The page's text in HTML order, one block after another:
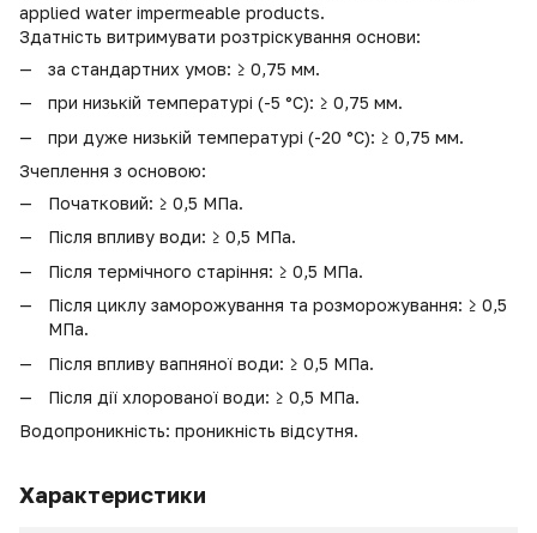
applied water impermeable products.
Здатність витримувати розтріскування основи:
за стандартних умов: ≥ 0,75 мм.
при низькій температурі (-5 °С): ≥ 0,75 мм.
при дуже низькій температурі (-20 °С): ≥ 0,75 мм.
Зчеплення з основою:
Початковий: ≥ 0,5 МПа.
Після впливу води: ≥ 0,5 МПа.
Після термічного старіння: ≥ 0,5 МПа.
Після циклу заморожування та розморожування: ≥ 0,5
МПа.
Після впливу вапняної води: ≥ 0,5 МПа.
Після дії хлорованої води: ≥ 0,5 МПа.
Водопроникність: проникність відсутня.
Характеристики